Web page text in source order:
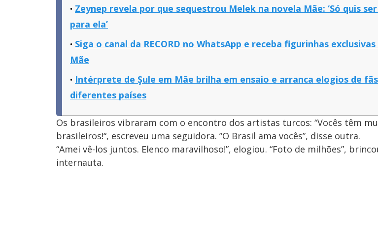
Zeynep revela por que sequestrou Melek na novela Mãe: ‘Só quis
para ela’
Siga o canal da RECORD no WhatsApp e receba figurinhas
Mãe
Intérprete de Şule em Mãe brilha em ensaio e arranca elogios de
diferentes países
Os brasileiros vibraram com o encontro dos artistas turcos: “Vocês têm
brasileiros!“, escreveu uma seguidora. ”O Brasil ama vocês”, disse outra.
“Amei vê-los juntos. Elenco maravilhoso!”, elogiou. “Foto de milhões”,
internauta.